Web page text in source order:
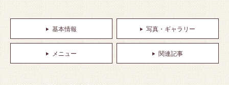
基本情報 写真・ギャラリー
メニュー 関連記事